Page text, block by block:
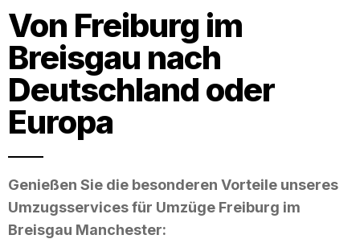
Von Freiburg im
Breisgau nach
Deutschland oder
Europa
Genießen Sie die besonderen Vorteile unseres
Umzugsservices für Umzüge Freiburg im
Breisgau Manchester: